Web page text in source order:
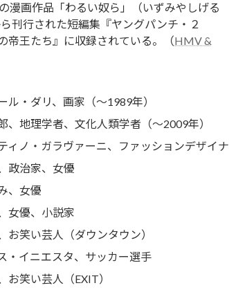
漫画作品「わるい奴ら」（いずみやしげる
刊行された短編集『ヤングパンチ・２
帝王たち』に収録されている。（HMV &
ル・ダリ、画家（～1989年）
、地理学者、文化人類学者（～2009年）
ィノ・ガラヴァーニ、ファッションデザイ
政治家、女優
、女優
女優、小説家
お笑い芸人（ダウンタウン）
・イニエスタ、サッカー選手
お笑い芸人（EXIT）